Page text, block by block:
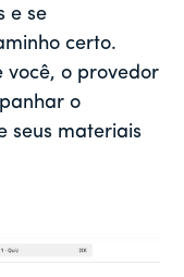
e se
certo.
você, o provedor
o
seus materiais